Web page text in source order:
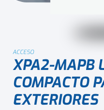
ACCESO
XPA2-MAPB
COMPACTO
EXTERIORES